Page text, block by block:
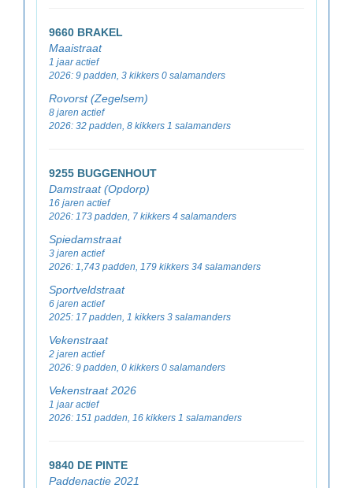
9660 BRAKEL
Maaistraat
1 jaar actief
2026: 9 padden, 3 kikkers 0 salamanders
Rovorst (Zegelsem)
8 jaren actief
2026: 32 padden, 8 kikkers 1 salamanders
9255 BUGGENHOUT
Damstraat (Opdorp)
16 jaren actief
2026: 173 padden, 7 kikkers 4 salamanders
Spiedamstraat
3 jaren actief
2026: 1,743 padden, 179 kikkers 34 salamanders
Sportveldstraat
6 jaren actief
2025: 17 padden, 1 kikkers 3 salamanders
Vekenstraat
2 jaren actief
2026: 9 padden, 0 kikkers 0 salamanders
Vekenstraat 2026
1 jaar actief
2026: 151 padden, 16 kikkers 1 salamanders
9840 DE PINTE
Paddenactie 2021